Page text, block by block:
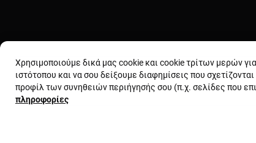
Χρησιμοποιούμε δικά μας cookie και cookie τρίτων μερών
ιστότοπου και να σου δείξουμε διαφημίσεις που
προφίλ των συνηθειών περιήγησής σου (π.χ. σελίδες που
πληροφορίες